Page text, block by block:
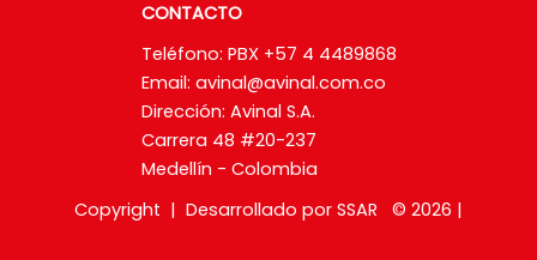
CONTACTO
Teléfono: PBX +57 4 4489868
Email: avinal@avinal.com.co
Dirección: Avinal S.A.
Carrera 48 #20-237
Medellín - Colombia
Copyright | Desarrollado por SSAR © 2026 |